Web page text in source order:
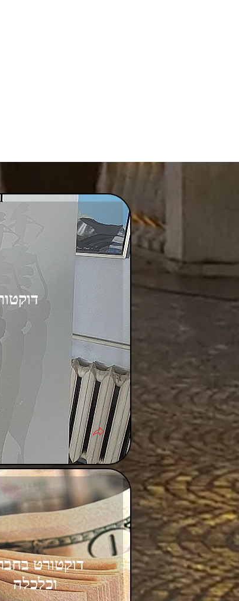
דוקטורט
וכלכלה